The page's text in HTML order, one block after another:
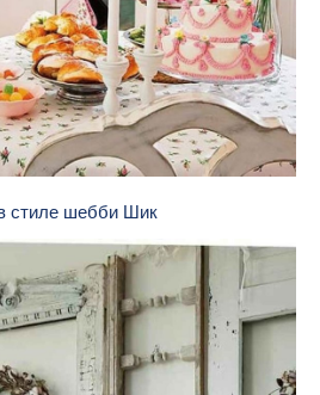
стиле шебби Шик